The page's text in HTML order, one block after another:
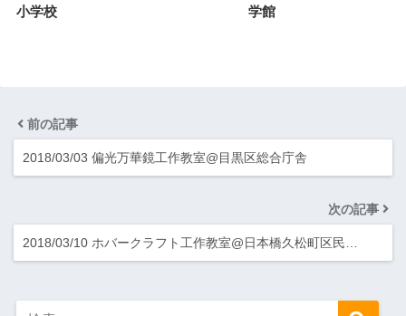
小学校
学館
前の記事
2018/03/03 偏光万華鏡工作教室@目黒区総合庁舎
次の記事
2018/03/10 ホバークラフト工作教室@日本橋久松町区民…